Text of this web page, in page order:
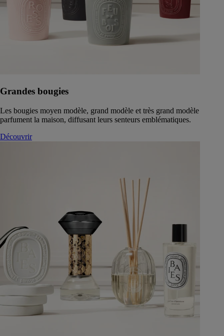
Grandes bougies
Les bougies moyen modèle, grand modèle et très grand modèle
parfument la maison, diffusant leurs senteurs emblématiques.
Découvrir